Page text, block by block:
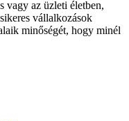
vagy az üzleti életben,
vállalkozások
minőségét, hogy minél